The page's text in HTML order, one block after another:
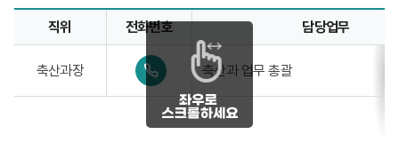
축산과업무담당자의 정보로 직위, 전화번호, 담당업무를 안내
직위 전화번호 담당업무
축산과장
0
4
-
3
축산과 업무 총괄